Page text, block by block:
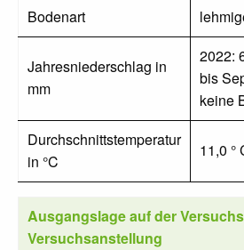
Bodenart
Jahresniederschlag in
mm
2022:
bis
keine
Durchschnittstemperatur
in °C
11,0 °
Ausgangslage auf der
Versuchsanstellung